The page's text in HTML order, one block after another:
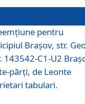
pentru
Braşov, str.
143542-C1-U2
părți, de Leonte
tabulari.